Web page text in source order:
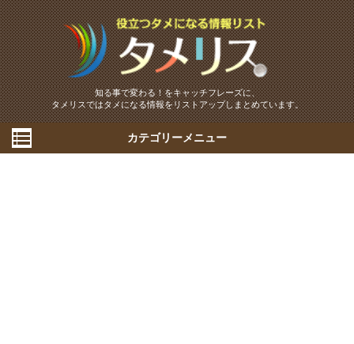
知る事で変わる！をキャッチフレーズに、
タメリスではタメになる情報をリストアップしまとめています。
カテゴリーメニュー